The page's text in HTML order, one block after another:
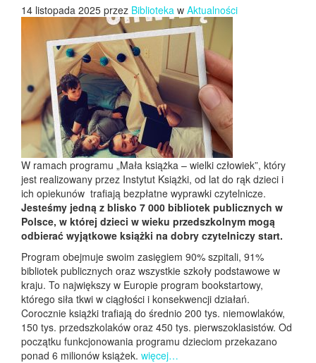
14 listopada 2025 przez Biblioteka w Aktualności
W ramach programu „Mała książka – wielki człowiek”, który
jest realizowany przez Instytut Książki, od lat do rąk dzieci i
ich opiekunów trafiają bezpłatne wyprawki czytelnicze.
Jesteśmy jedną z blisko 7 000 bibliotek publicznych w
Polsce, w której dzieci w wieku przedszkolnym mogą
odbierać wyjątkowe książki na dobry czytelniczy start.
Program obejmuje swoim zasięgiem 90% szpitali, 91%
bibliotek publicznych oraz wszystkie szkoły podstawowe w
kraju. To największy w Europie program bookstartowy,
którego siła tkwi w ciągłości i konsekwencji działań.
Corocznie książki trafiają do średnio 200 tys. niemowlaków,
150 tys. przedszkolaków oraz 450 tys. pierwszoklasistów. Od
początku funkcjonowania programu dzieciom przekazano
ponad 6 milionów książek. więcej…